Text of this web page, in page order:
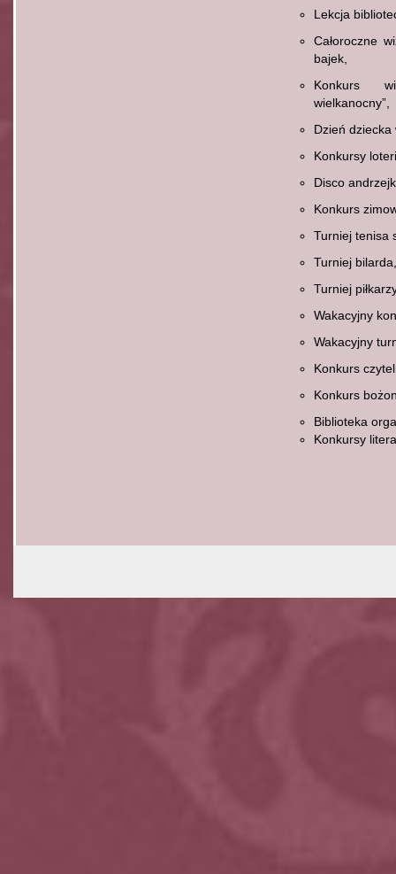
Lekcja
Całoroczne
bajek,
Konkurs
wielkanocny”,
Dzień dziecka
Konkursy
Disco
Konkurs
Turniej tenisa
Turniej bilarda,
Turniej
Wakacyjny
Wakacyjny
Konkurs
Konkurs
Biblioteka
Konkursy